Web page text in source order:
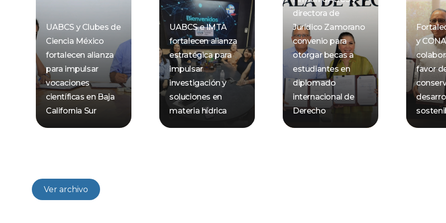
UABCS y Clubes de
Ciencia México
fortalecen alianza
para impulsar
vocaciones
científicas en Baja
California Sur
UABCS e IMTA
fortalecen alianza
estratégica para
impulsar
investigación y
soluciones en
materia hídrica
directora de
Jurídico Zamorano
convenio para
otorgar becas a
estudiantes en
diplomado
internacional de
Derecho
y
favor
Ver archivo